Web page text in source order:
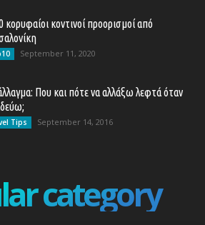
κορυφαίοι κοντινοί προορισμοί από
September 11, 2020
Που και πότε να αλλάξω λεφτά όταν
Tips September 14, 2016
category